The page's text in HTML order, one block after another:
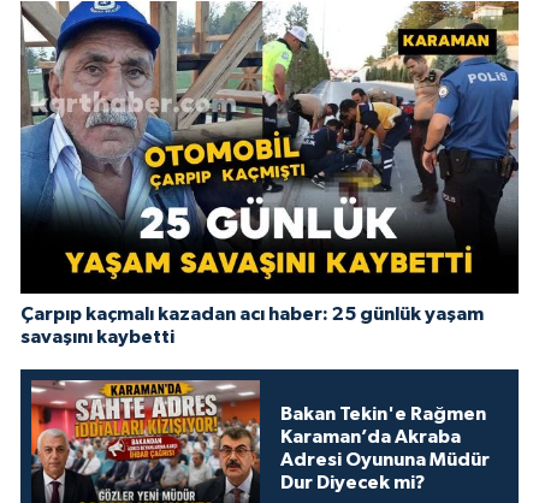
Çarpıp kaçmalı kazadan acı haber: 25 günlük yaşam
savaşını kaybetti
Bakan Tekin'e Rağmen
Karaman’da Akraba
Adresi Oyununa Müdür
Dur Diyecek mi?